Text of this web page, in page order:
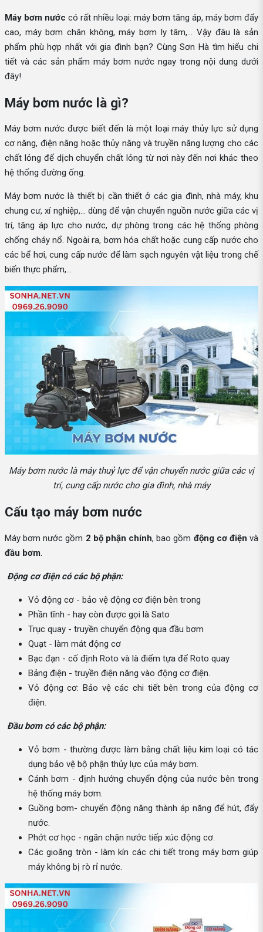
Máy bơm nước có rất nhiều loại: máy bơm tăng áp, máy bơm đẩy
cao, máy bơm chân không, máy bơm ly tâm,... Vậy đâu là sản
phẩm phù hợp nhất với gia đình bạn? Cùng Sơn Hà tìm hiểu chi
tiết và các sản phẩm máy bơm nước ngay trong nội dung dưới
đây!
Máy bơm nước là gì?
Máy bơm nước được biết đến là một loại máy thủy lực sử dụng
cơ năng, điện năng hoặc thủy năng và truyền năng lượng cho các
chất lỏng để dịch chuyển chất lỏng từ nơi này đến nơi khác theo
hệ thống đường ống.
Máy bơm nước là thiết bị cần thiết ở các gia đình, nhà máy, khu
chung cư, xí nghiệp,... dùng để vận chuyển nguồn nước giữa các vị
trí, tăng áp lực cho nước, dự phòng trong các hệ thống phòng
chống cháy nổ. Ngoài ra, bơm hóa chất hoặc cung cấp nước cho
các bể hơi, cung cấp nước để làm sạch nguyên vật liệu trong chế
biến thực phẩm,...
Máy bơm nước là máy thuỷ lực để vận chuyển nước giữa các vị
trí, cung cấp nước cho gia đình, nhà máy
Cấu tạo máy bơm nước
Máy bơm nước gồm 2 bộ phận chính, bao gồm động cơ điện và
đầu bơm
Động cơ điện có các bộ phận:
Vỏ động cơ - bảo vệ động cơ điện bên trong
Phần tĩnh - hay còn được gọi là Sato
Trục quay - truyền chuyển động qua đầu bơm
Quạt - làm mát động cơ
Bạc đạn - cố định Roto và là điểm tựa để Roto quay
Bảng điện - truyền điện năng vào động cơ điện.
Vỏ động cơ: Bảo vệ các chi tiết bên trong của động cơ
điện.
Đầu bơm có các bộ phận:
Vỏ bơm - thường được làm bằng chất liệu kim loại có tác
dụng bảo vệ bộ phận thủy lực của máy bơm.
Cánh bơm - định hướng chuyển động của nước bên trong
hệ thống máy bơm.
Guồng bơm- chuyển động năng thành áp năng để hút, đẩy
nước.
Phớt cơ học - ngăn chặn nước tiếp xúc động cơ.
Các gioăng tròn - làm kín các chi tiết trong máy bơm giúp
máy không bị rò rỉ nước.